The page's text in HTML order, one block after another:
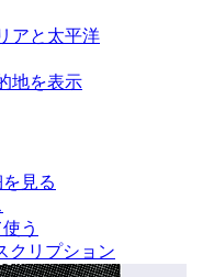
アと太平洋
地を表示
見る
う
クリプション